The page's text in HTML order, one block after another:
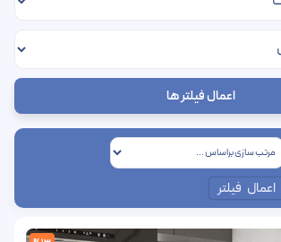
اعمال فیلتر ها
اعمال فیلتر